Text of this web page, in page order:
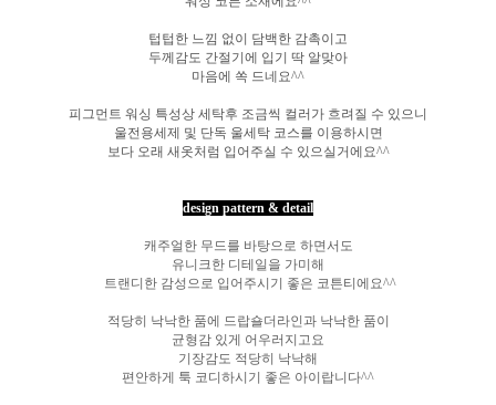
텁텁한 느낌 없이 담백한 감촉이고
두께감도 간절기에 입기 딱 알맞아
마음에 쏙 드네요^^
피그먼트 워싱 특성상 세탁후 조금씩 컬러가 흐려질 수 있으니
울전용세제 및 단독 울세탁 코스를 이용하시면
보다 오래 새옷처럼 입어주실 수 있으실거에요^^
design pattern & detail
캐주얼한 무드를 바탕으로 하면서도
유니크한 디테일을 가미해
트랜디한 감성으로 입어주시기 좋은 코튼티에요^^
적당히 낙낙한 품에 드랍숄더라인과 낙낙한 품이
균형감 있게 어우러지고요
기장감도 적당히 낙낙해
편안하게 툭 코디하시기 좋은 아이랍니다^^